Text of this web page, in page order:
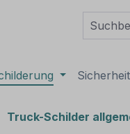
Truck-Schilder